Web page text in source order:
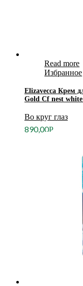
Read more
Избранное
Elizavecca Крем
Gold Cf nest
Во круг глаз
890,00Р